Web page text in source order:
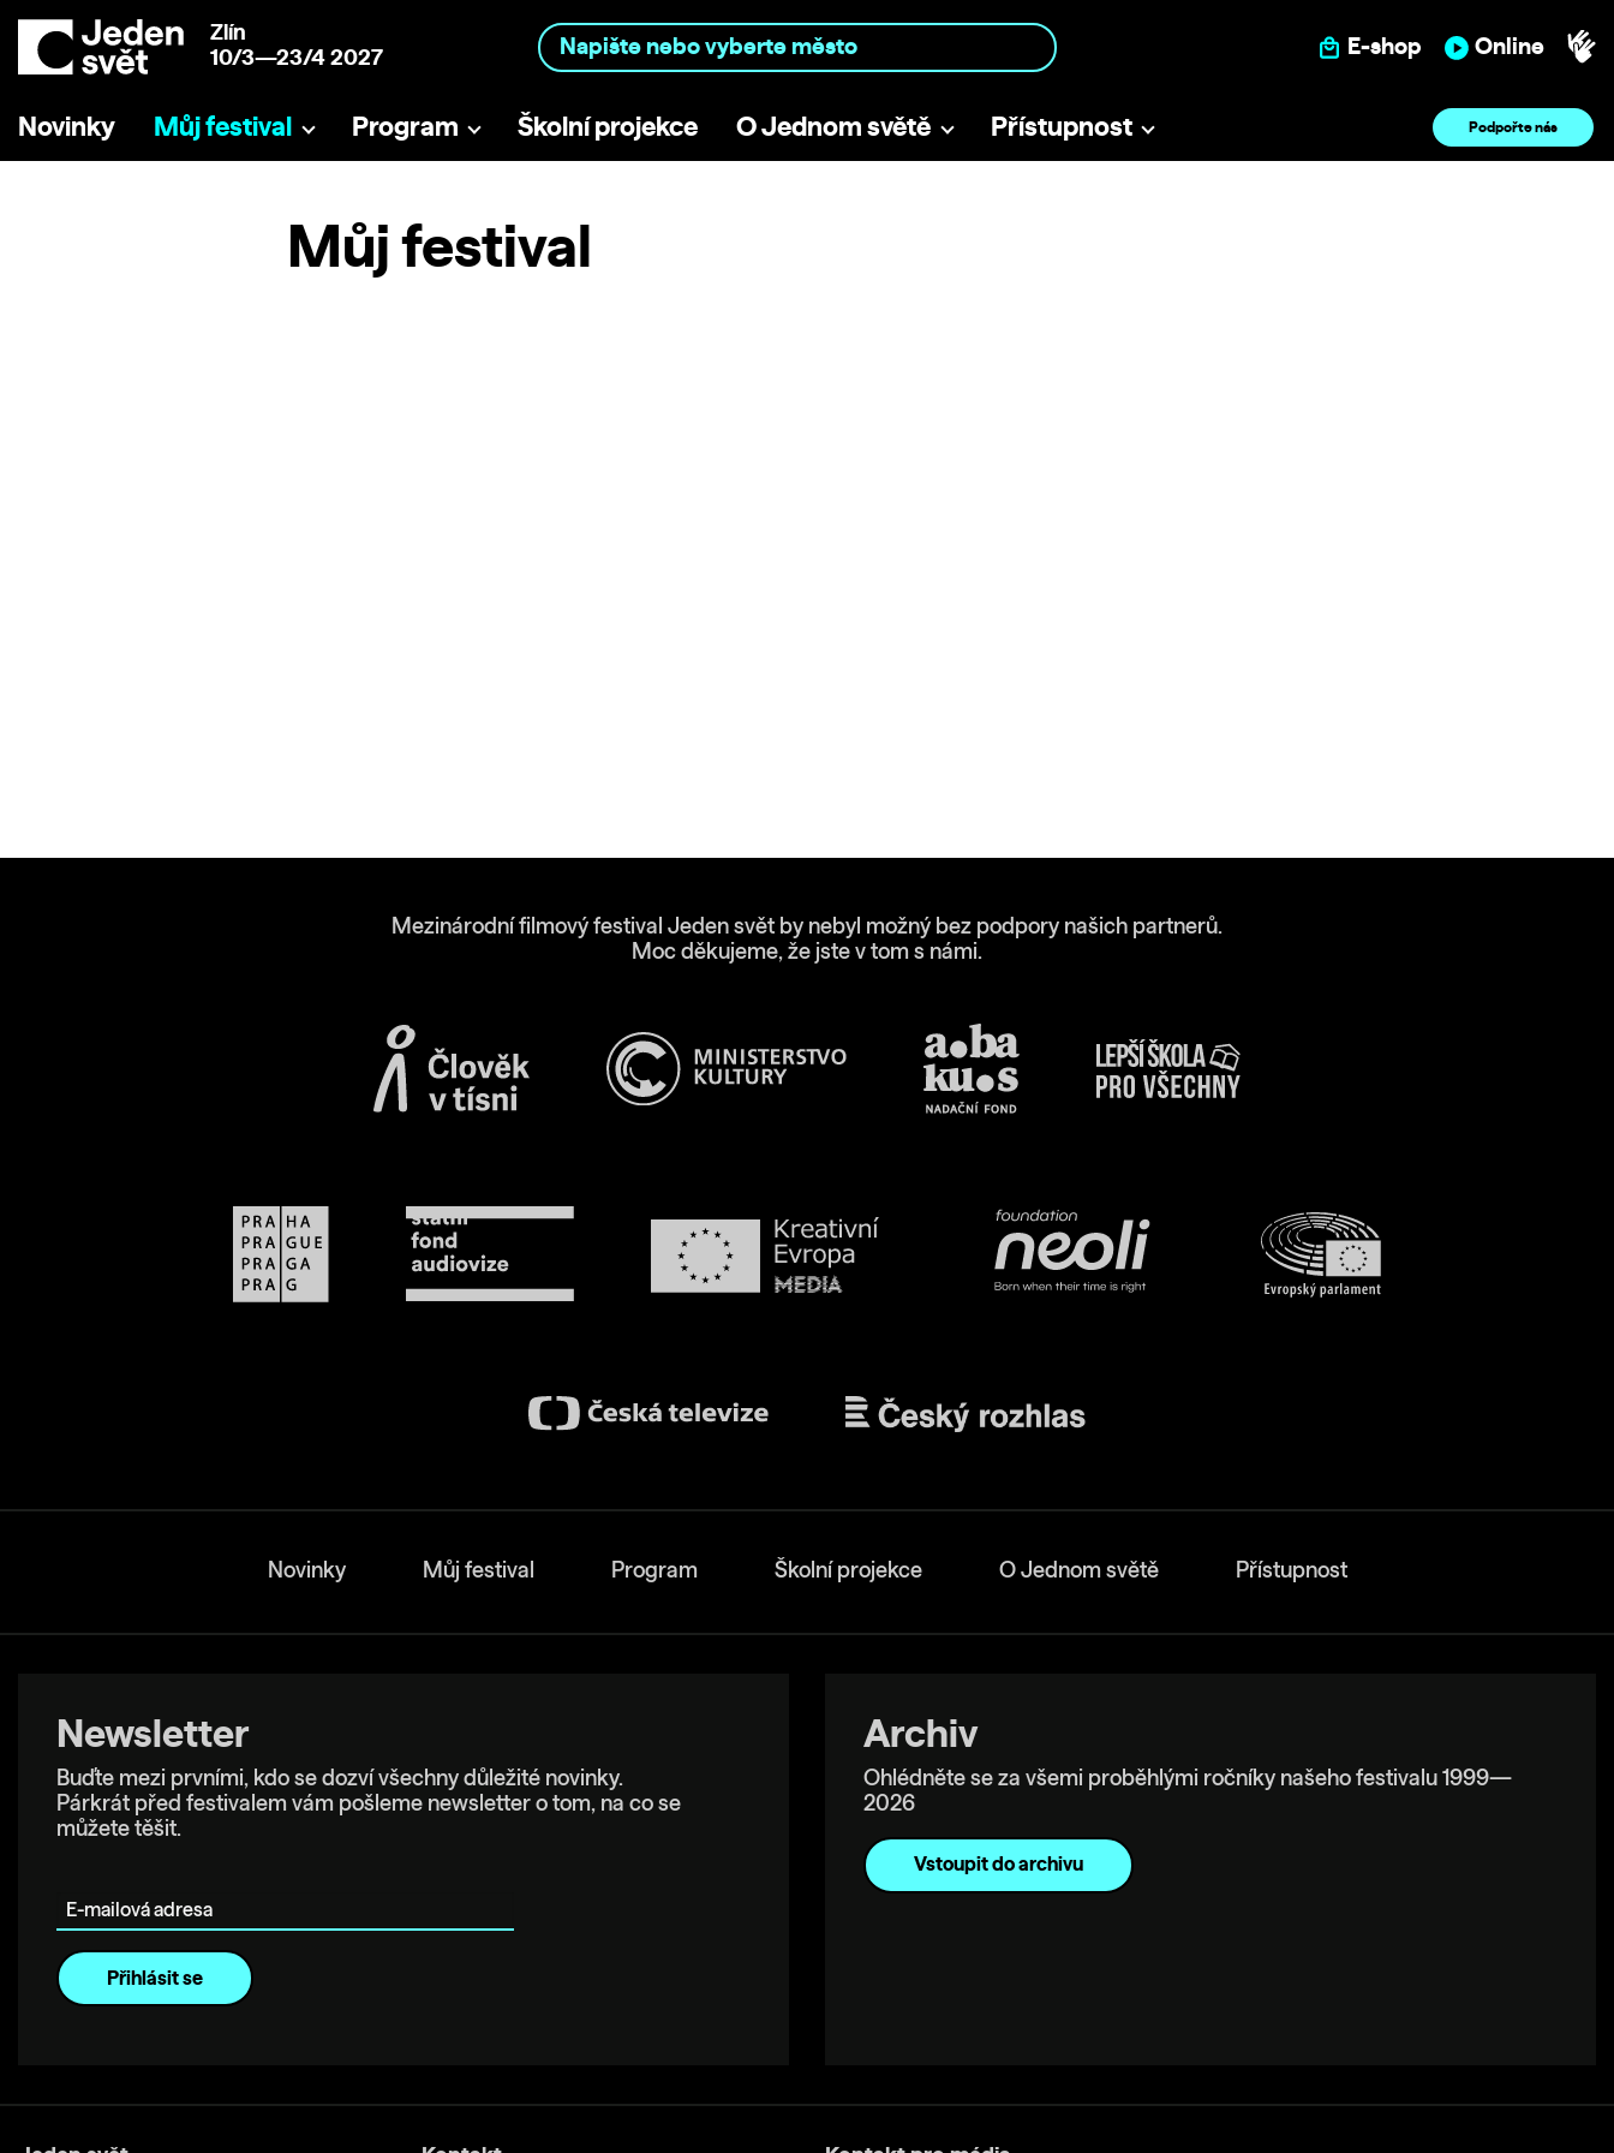
Zlín
10/3—23/4 2027
E-shop Online
Novinky Můj festival Program Školní projekce O Jednom světě Přístupnost Podpořte nás
Můj festival
Mezinárodní filmový festival Jeden svět by nebyl možný bez podpory našich partnerů.
Moc děkujeme, že jste v tom s námi.
Novinky Můj festival Program Školní projekce O Jednom světě Přístupnost
Newsletter
Buďte mezi prvními, kdo se dozví všechny důležité novinky.
Párkrát před festivalem vám pošleme newsletter o tom, na co se
můžete těšit.
Archiv
Ohlédněte se za všemi proběhlými ročníky našeho festivalu 1999—
2026
Vstoupit do archivu